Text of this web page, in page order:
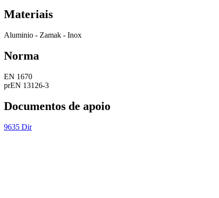
Materiais
Aluminio - Zamak - Inox
Norma
EN 1670
prEN 13126-3
Documentos de apoio
9635 Dir